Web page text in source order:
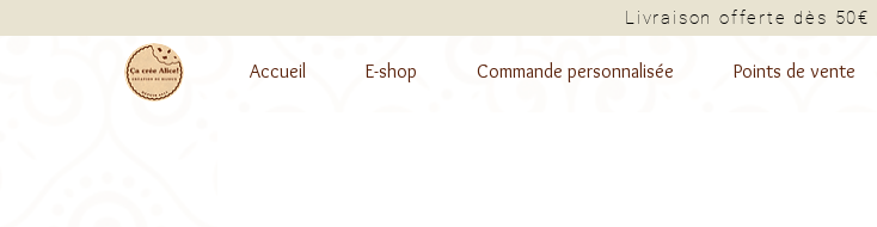
Livraison offerte
Accueil E-shop Commande personnalisée Points de vente